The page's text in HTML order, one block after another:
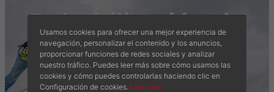
Rehabilitación de
cubiertas
Usamos cookies para ofrecer una mejor experiencia de
navegación, personalizar el contenido y los anuncios,
proporcionar funciones de redes sociales y analizar
nuestro tráfico. Puedes leer más sobre cómo usamos las
cookies y cómo puedes controlarlas haciendo clic en
Configuración de cookies. Leer más